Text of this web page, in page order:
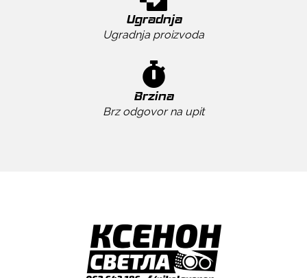
Ugradnja
Ugradnja proizvoda
Brzina
Brz odgovor na upit